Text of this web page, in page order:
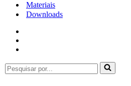
Materiais
Downloads
Pesquisar
por...